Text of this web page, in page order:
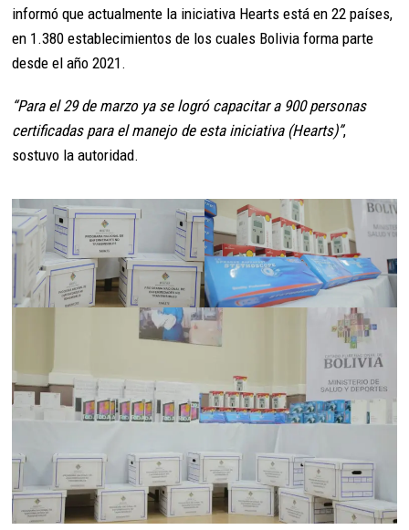
informó que actualmente la iniciativa Hearts está en 22 países,
en 1.380 establecimientos de los cuales Bolivia forma parte
desde el año 2021.
“Para el 29 de marzo ya se logró capacitar a 900 personas
certificadas para el manejo de esta iniciativa (Hearts)”,
sostuvo la autoridad.